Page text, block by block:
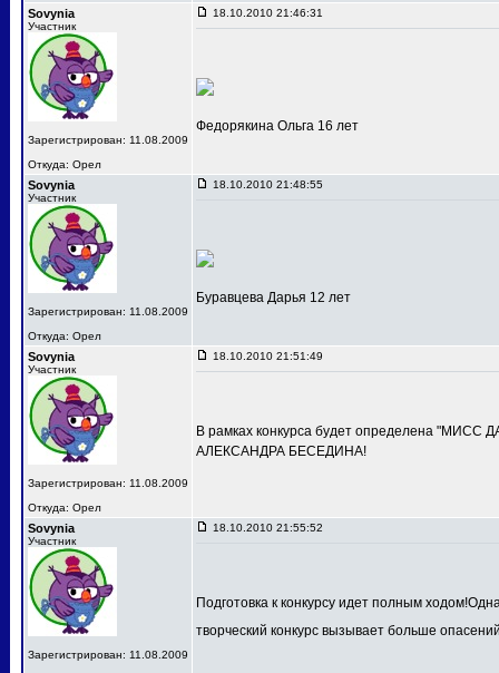
Sovynia
Участник
Зарегистрирован: 11.08.2009
Откуда: Орел
18.10.2010 21:46:31
Федорякина Ольга 16 лет
Sovynia
Участник
Зарегистрирован: 11.08.2009
Откуда: Орел
18.10.2010 21:48:55
Буравцева Дарья 12 лет
Sovynia
Участник
Зарегистрирован: 11.08.2009
Откуда: Орел
18.10.2010 21:51:49
В рамках конкурса будет определена "МИСС
АЛЕКСАНДРА БЕСЕДИНА!
Sovynia
Участник
Зарегистрирован: 11.08.2009
18.10.2010 21:55:52
Подготовка к конкурсу идет полным
творческий конкурс вызывает больше